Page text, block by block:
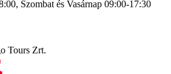
Szombat és Vasárnap 09:00-17:30
Tours Zrt.